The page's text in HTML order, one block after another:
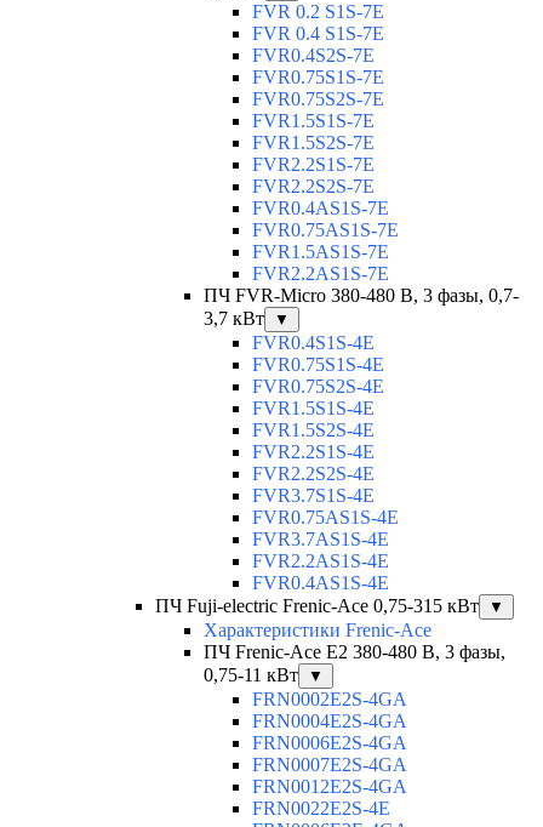
FVR 0.2 S1S-7E
FVR 0.4 S1S-7E
FVR0.4S2S-7E
FVR0.75S1S-7E
FVR0.75S2S-7E
FVR1.5S1S-7E
FVR1.5S2S-7E
FVR2.2S1S-7E
FVR2.2S2S-7E
FVR0.4AS1S-7E
FVR0.75AS1S-7E
FVR1.5AS1S-7E
FVR2.2AS1S-7E
ПЧ FVR-Micro 380-480 В, 3 фазы, 0,7-
3,7 кВт
▼
FVR0.4S1S-4E
FVR0.75S1S-4E
FVR0.75S2S-4E
FVR1.5S1S-4E
FVR1.5S2S-4E
FVR2.2S1S-4E
FVR2.2S2S-4E
FVR3.7S1S-4E
FVR0.75AS1S-4E
FVR3.7AS1S-4E
FVR2.2AS1S-4E
FVR0.4AS1S-4E
ПЧ Fuji-electric Frenic-Ace 0,75-315 кВт
▼
Характеристики Frenic-Ace
ПЧ Frenic-Ace E2 380-480 В, 3 фазы,
0,75-11 кВт
▼
FRN0002E2S-4GA
FRN0004E2S-4GA
FRN0006E2S-4GA
FRN0007E2S-4GA
FRN0012E2S-4GA
FRN0022E2S-4E